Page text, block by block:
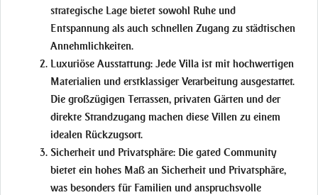
strategische Lage bietet sowohl Ruhe und
Entspannung als auch schnellen Zugang zu städtischen
Annehmlichkeiten.
Luxuriöse Ausstattung: Jede Villa ist mit hochwertigen
Materialien und erstklassiger Verarbeitung ausgestattet.
Die großzügigen Terrassen, privaten Gärten und der
direkte Strandzugang machen diese Villen zu einem
idealen Rückzugsort.
Sicherheit und Privatsphäre: Die gated Community
bietet ein hohes Maß an Sicherheit und Privatsphäre,
was besonders für Familien und anspruchsvolle